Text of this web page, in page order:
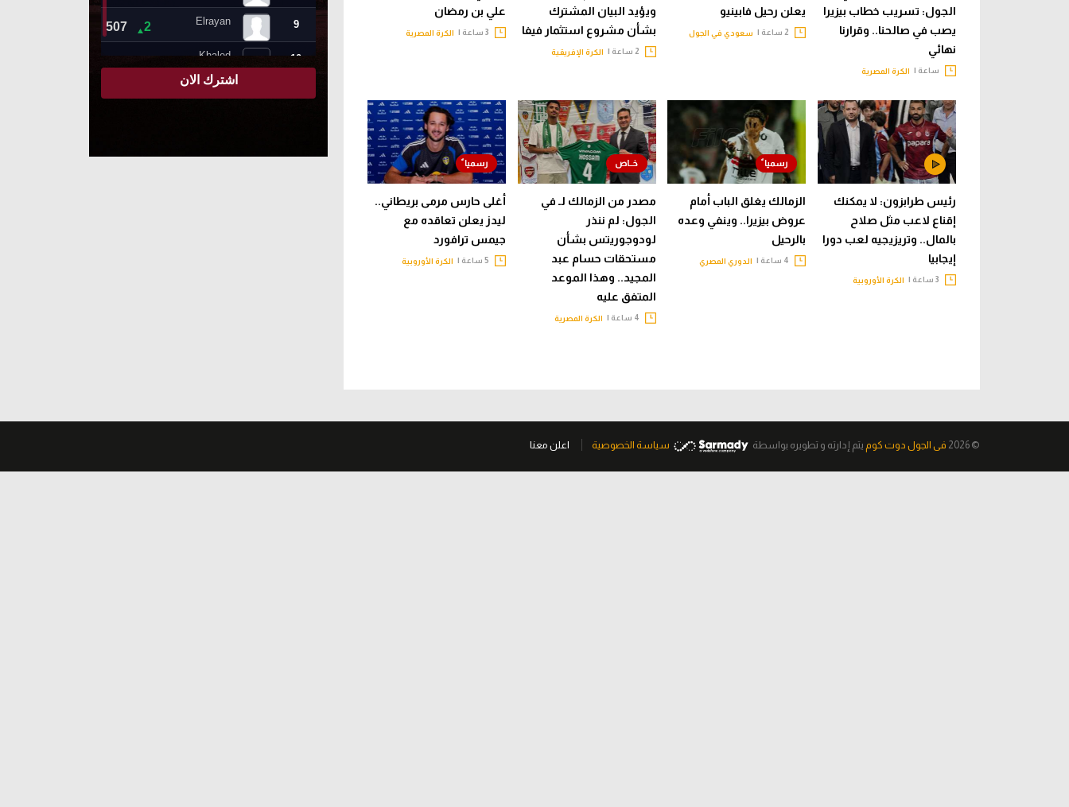
الجول: تسريب خطاب بيزيرا
يصب في صالحنا.. وقرارنا
نهائي
ساعة | الكرة المصرية
يعلن رحيل فابينيو
سعودي في الجول
ويؤيد البيان المشترك
بشأن مشروع استثمار فيفا
الكرة الإفريقية
علي بن رمضان
الكرة المصرية
رئيس طرابزون: لا يمكنك
إقناع لاعب مثل صلاح
بالمال.. وتريزيجيه لعب دورا
إيجابيا
الكرة الأوروبية
الزمالك يغلق الباب أمام
عروض بيزيرا.. وينفي وعده
بالرحيل
الدوري المصري
مصدر من الزمالك لـ في
الجول: لم ننذر
لودوجوريتس بشأن
مستحقات حسام عبد
المجيد.. وهذا الموعد
المتفق عليه
الكرة المصرية
أغلى حارس مرمى بريطاني..
ليدز يعلن تعاقده مع
جيمس ترافورد
الكرة الأوروبية
© 2026 فى الجول دوت كوم يتم إدارته و تطويره بواسطة سياسة الخصوصية اعلن معنا